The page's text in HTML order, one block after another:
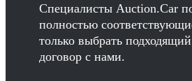
Специалисты Auction.Car
полностью
только выбрать
договор с нами.